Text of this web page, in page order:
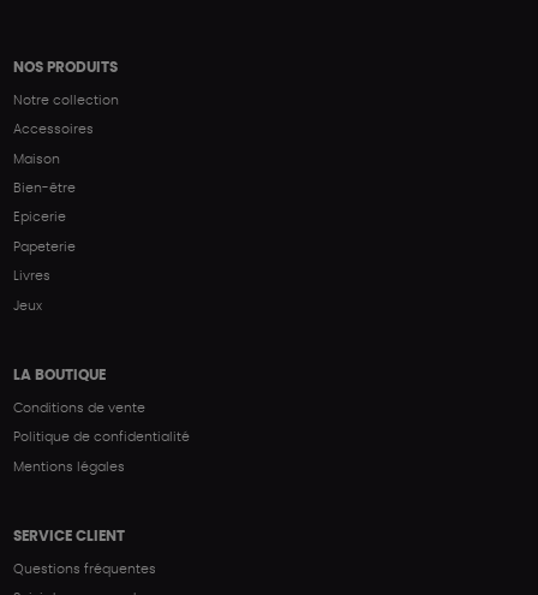
NOS PRODUITS
Notre collection
Accessoires
Maison
Bien-être
Epicerie
Papeterie
Livres
Jeux
LA BOUTIQUE
Conditions de vente
Politique de confidentialité
Mentions légales
SERVICE CLIENT
Questions fréquentes